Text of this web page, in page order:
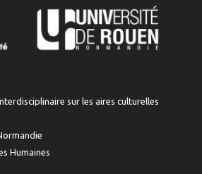
sur les aires culturelles
Humaines